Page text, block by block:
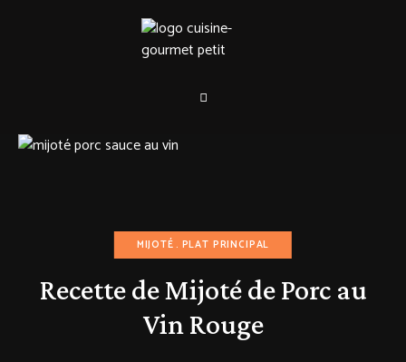
MIJOTÉ PLAT PRINCIPAL
Recette de Mijoté de Porc au
Vin Rouge